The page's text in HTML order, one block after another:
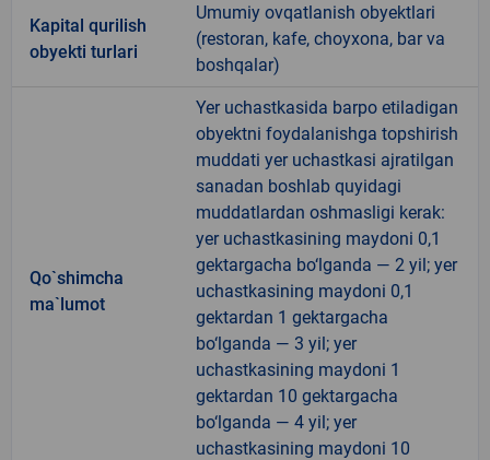
Kapital qurilish
obyekti turlari
Umumiy ovqatlanish obyektlari
(restoran, kafe, choyxona, bar va
boshqalar)
Qo`shimcha
ma`lumot
Yer uchastkasida barpo etiladigan
obyektni foydalanishga topshirish
muddati yer uchastkasi ajratilgan
sanadan boshlab quyidagi
muddatlardan oshmasligi kerak:
yer uchastkasining maydoni 0,1
gektargacha bo‘lganda — 2 yil; yer
uchastkasining maydoni 0,1
gektardan 1 gektargacha
bo‘lganda — 3 yil; yer
uchastkasining maydoni 1
gektardan 10 gektargacha
bo‘lganda — 4 yil; yer
uchastkasining maydoni 10